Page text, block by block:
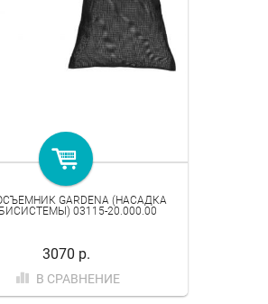
GARDENA (НАСАДКА
03115-20.000.00
3070 р.
В СРАВНЕНИЕ